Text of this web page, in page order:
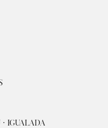
· IGUALADA